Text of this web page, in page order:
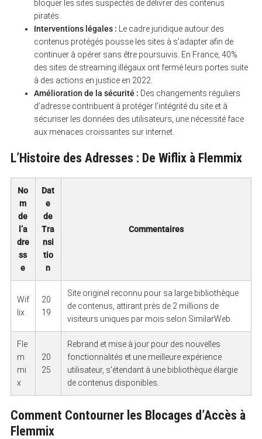
bloquer les sites suspectés de délivrer des contenus
piratés.
Interventions légales : Le cadre juridique autour des
contenus protégés pousse les sites à s’adapter afin de
continuer à opérer sans être poursuivis. En France, 40%
des sites de streaming illégaux ont fermé leurs portes suite
à des actions en justice en 2022.
Amélioration de la sécurité : Des changements réguliers
d’adresse contribuent à protéger l’intégrité du site et à
sécuriser les données des utilisateurs, une nécessité face
aux menaces croissantes sur internet.
L’Histoire des Adresses : De Wiflix à Flemmix
No
m
de
l’a
dre
ss
e
Dat
e
de
Tra
nsi
tio
n
Commentaires
Wif
lix
20
19
Site originel reconnu pour sa large bibliothèque
de contenus, attirant près de 2 millions de
visiteurs uniques par mois selon SimilarWeb.
Fle
m
mi
x
20
25
Rebrand et mise à jour pour des nouvelles
fonctionnalités et une meilleure expérience
utilisateur, s’étendant à une bibliothèque élargie
de contenus disponibles.
Comment Contourner les Blocages d’Accès à
Flemmix